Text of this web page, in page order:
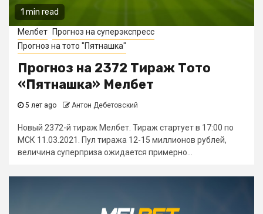
1 min read
Мелбет
Прогноз на суперэкспресс
Прогноз на тото "Пятнашка"
Прогноз на 2372 Тираж Тото
«Пятнашка» Мелбет
5 лет ago Антон Дебетовский
Новый 2372-й тираж Мелбет. Тираж стартует в 17:00 по
МСК 11.03.2021. Пул тиража 12-15 миллионов рублей,
величина суперприза ожидается примерно...